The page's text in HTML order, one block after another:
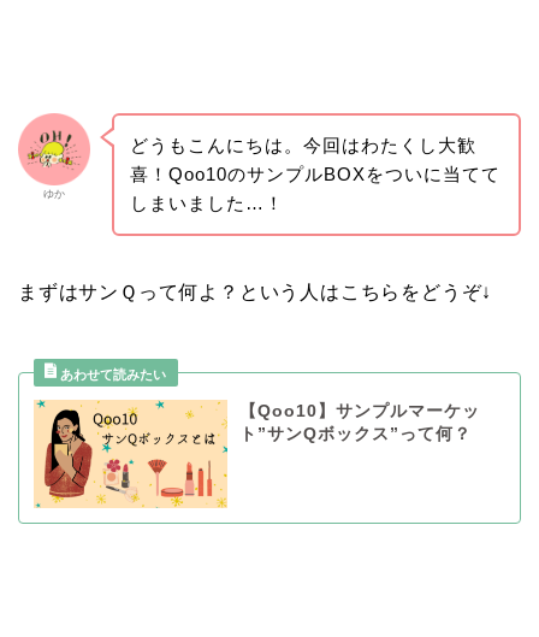
ゆか
どうもこんにちは。今回はわたくし大歓
喜！Qoo10のサンプルBOXをついに当てて
しまいました…！
まずはサンＱって何よ？という人はこちらをどうぞ↓
【Qoo10】サンプルマーケッ
ト”サンQボックス”って何？